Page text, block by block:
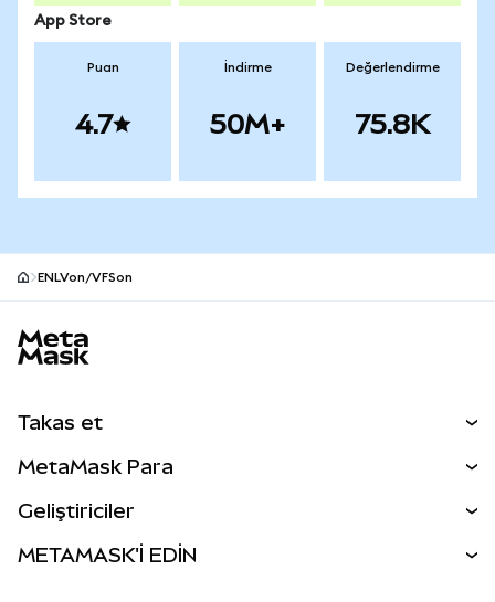
App Store
Puan
4.7
İndirme
50M+
Değerlendirme
75.8K
ENLVon/VFSon
Takas et
Perps
RWA'lar
MetaMask Para
Geliştiriciler
METAMASK'İ EDİN